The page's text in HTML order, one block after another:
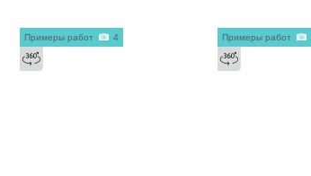
Примеры работ 4 Примеры работ